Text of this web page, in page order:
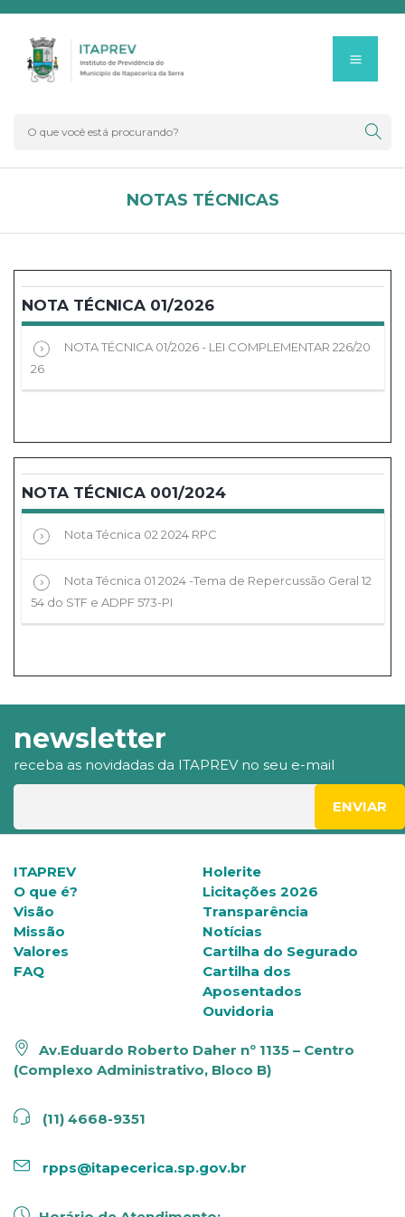
NOTAS TÉCNICAS
NOTA TÉCNICA 01/2026
NOTA TÉCNICA 01/2026 - LEI COMPLEMENTAR 226/20
26
NOTA TÉCNICA 001/2024
Nota Técnica 02 2024 RPC
Nota Técnica 01 2024 -Tema de Repercussão Geral 12
54 do STF e ADPF 573-PI
newsletter
receba as novidadas da ITAPREV no seu e-mail
ITAPREV
O que é?
Visão
Missão
Valores
FAQ
Holerite
Licitações 2026
Transparência
Notícias
Cartilha do Segurado
Cartilha dos
Aposentados
Ouvidoria
Av.Eduardo Roberto Daher nº 1135 – Centro
(Complexo Administrativo, Bloco B)
(11) 4668-9351
rpps@itapecerica.sp.gov.br